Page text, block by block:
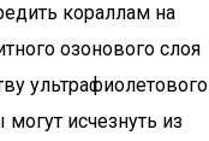
кораллам на
озонового слоя
ультрафиолетового
исчезнуть из